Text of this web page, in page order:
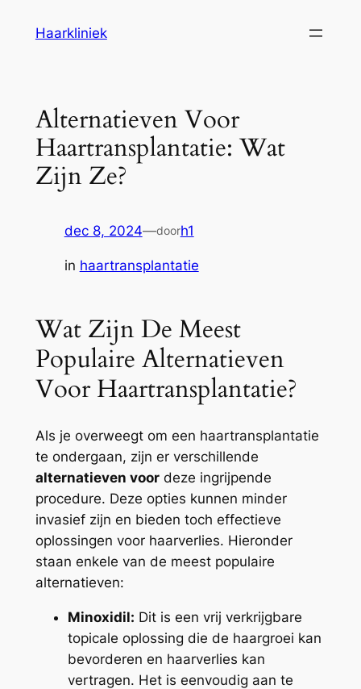
Haarkliniek
Alternatieven Voor
Haartransplantatie: Wat
Zijn Ze?
dec 8, 2024—doorh1
in haartransplantatie
Wat Zijn De Meest
Populaire Alternatieven
Voor Haartransplantatie?
Als je overweegt om een haartransplantatie
te ondergaan, zijn er verschillende
alternatieven voordeze ingrijpende
procedure. Deze opties kunnen minder
invasief zijn en bieden toch effectieve
oplossingen voor haarverlies. Hieronder
staan enkele van de meest populaire
alternatieven:
Minoxidil: Dit is een vrij verkrijgbare
topicale oplossing die de haargroei kan
bevorderen en haarverlies kan
vertragen. Het is eenvoudig aan te